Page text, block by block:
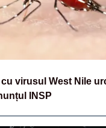
virusul West Nile
INSP